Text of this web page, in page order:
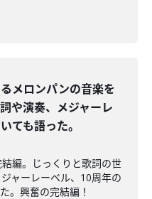
メロンパンの音楽を
や演奏、メジャーレ
ても語った。
編。じっくりと歌詞の世
ャーレーベル、10周年の
。興奮の完結編！